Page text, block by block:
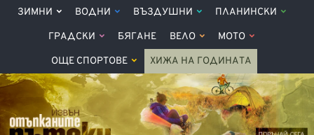
ЗИМНИ ВОДНИ ВЪЗДУШНИ ПЛАНИНСКИ
ГРАДСКИ БЯГАНЕ ВЕЛО МОТО
ОЩЕ СПОРТОВЕ ХИЖА НА ГОДИНАТА